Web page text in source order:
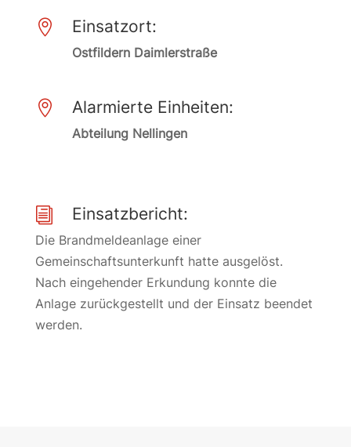
 Einsatzort:
Ostfildern Daimlerstraße
 Alarmierte Einheiten:
Abteilung Nellingen
i Einsatzbericht:
Die Brandmeldeanlage einer
Gemeinschaftsunterkunft hatte ausgelöst.
Nach eingehender Erkundung konnte die
Anlage zurückgestellt und der Einsatz beendet
werden.